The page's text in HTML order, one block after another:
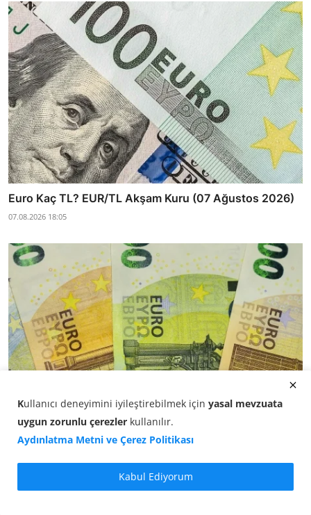
Euro Kaç TL? EUR/TL Akşam Kuru (07 Ağustos 2026)
07.08.2026 18:05
Euro Kaç TL? EUR/TL Öğle Kuru (07 Ağustos 2026)
Kullanıcı deneyimini iyileştirebilmek için yasal mevzuata
uygun zorunlu çerezler kullanılır.
Aydınlatma Metni ve Çerez Politikası
Kabul Ediyorum